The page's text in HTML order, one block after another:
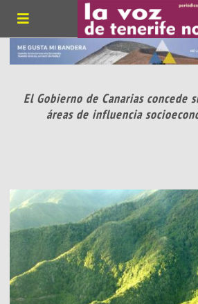
El Gobierno de Canarias concede
áreas de influencia